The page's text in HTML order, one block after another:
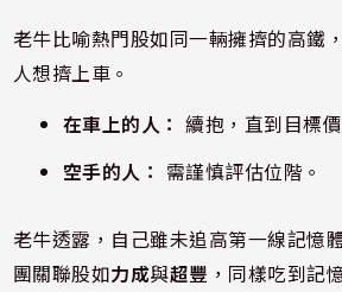
老牛比喻熱門股如同一輛擁擠的高鐵
人想擠上車。
在車上的人： 續抱，直到目標
空手的人： 需謹慎評估位階。
老牛透露，自己雖未追高第一線記憶
團關聯股如力成與超豐 ，同樣吃到記